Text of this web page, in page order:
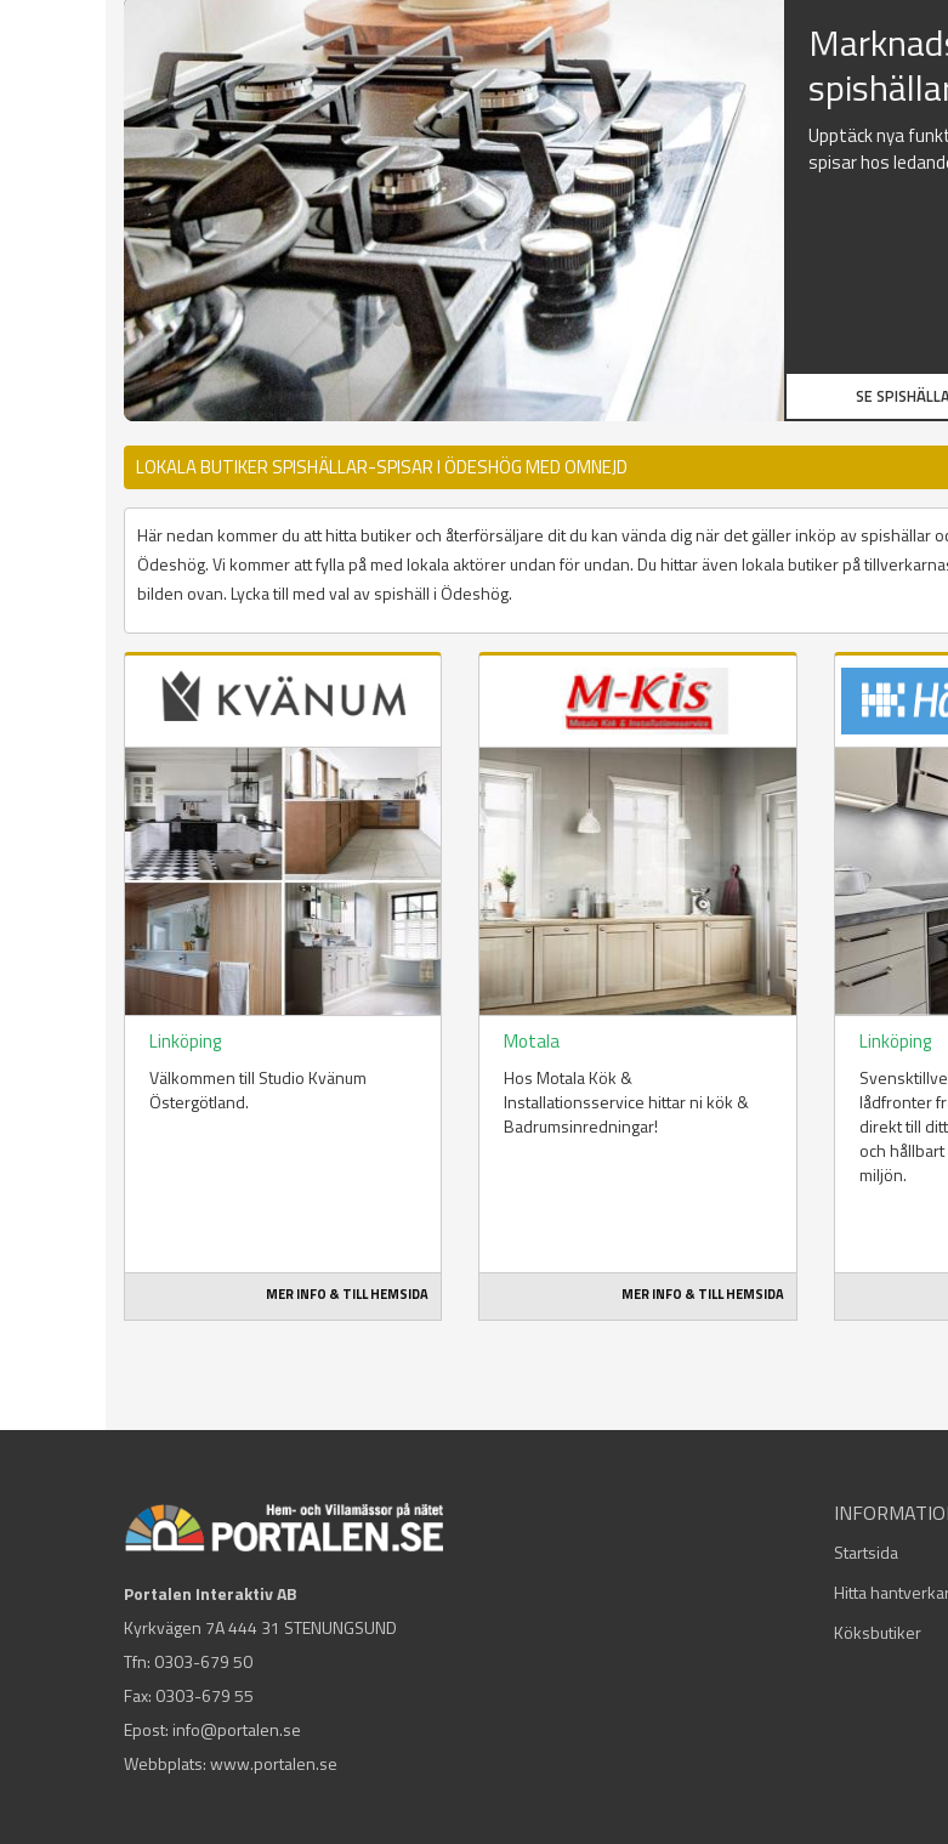
Upptäck nya
spisar hos
SE
LOKALA BUTIKER SPISHÄLLAR-SPISAR I ÖDESHÖG MED OMNEJD
Här nedan kommer du att hitta butiker och återförsäljare dit du kan vända dig när det gäller inköp av spishällar
Ödeshög. Vi kommer att fylla på med lokala aktörer undan för undan. Du hittar även lokala butiker på
bilden ovan. Lycka till med val av spishäll i Ödeshög.
Linköping
Välkommen till Studio Kvänum
Östergötland.
MER INFO & TILL HEMSIDA
Motala
Hos Motala Kök &
Installationsservice hittar ni kök &
Badrumsinredningar!
MER INFO & TILL HEMSIDA
Linköping
lådfronter
direkt till
och
miljön.
Portalen Interaktiv AB
Kyrkvägen 7A 444 31 STENUNGSUND
Tfn: 0303-679 50
Fax: 0303-679 55
Epost: info@portalen.se
Webbplats: www.portalen.se
Startsida
Hitta
Köksbutiker